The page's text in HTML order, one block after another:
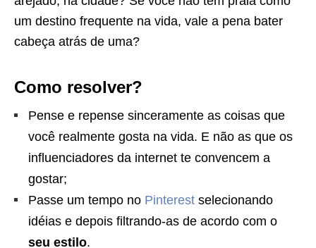
um destino frequente na vida, vale a pena bater
cabeça atrás de uma?
Como resolver?
Pense e repense sinceramente as coisas que
você realmente gosta na vida. E não as que os
influenciadores da internet te convencem a
gostar;
Passe um tempo no Pinterest selecionando
idéias e depois filtrando-as de acordo com o
seu estilo.